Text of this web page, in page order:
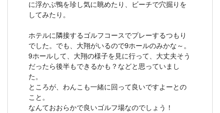
に浮かぶ鴨を珍し気に眺めたり、ビーチで穴掘りを
してみたり。
ホテルに隣接するゴルフコースでプレーするつもり
でした。でも、大翔がいるので9ホールのみかな～。
9ホールして、大翔の様子を見に行って、大丈夫そう
だったら後半もできるかも？などと思っていまし
た。
ところが、わんこも一緒に回って良いですよーとの
こと。
なんておおらかで良いゴルフ場なのでしょう！